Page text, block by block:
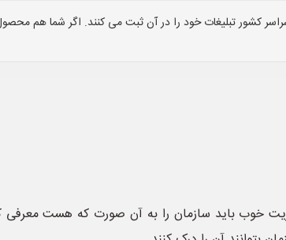
کشور تبلیغات خود را در آن ثبت می کنند. اگر شما هم
خوب باید سازمان را به آن صورت که هست معرفی